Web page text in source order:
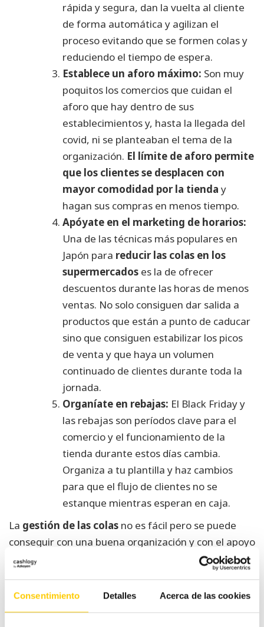
Consentimiento Detalles Acerca de las cookies
rápida y segura, dan la vuelta al cliente
de forma automática y agilizan el
proceso evitando que se formen colas y
reduciendo el tiempo de espera.
Establece un aforo máximo: Son muy
poquitos los comercios que cuidan el
aforo que hay dentro de sus
establecimientos y, hasta la llegada del
covid, ni se planteaban el tema de la
organización. El límite de aforo permite
que los clientes se desplacen con
mayor comodidad por la tienda y
hagan sus compras en menos tiempo.
Apóyate en el marketing de horarios:
Una de las técnicas más populares en
Japón para reducir las colas en los
supermercados es la de ofrecer
descuentos durante las horas de menos
ventas. No solo consiguen dar salida a
productos que están a punto de caducar
sino que consiguen estabilizar los picos
de venta y que haya un volumen
continuado de clientes durante toda la
jornada.
Organíate en rebajas: El Black Friday y
las rebajas son períodos clave para el
comercio y el funcionamiento de la
tienda durante estos días cambia.
Organiza a tu plantilla y haz cambios
para que el flujo de clientes no se
estanque mientras esperan en caja.
La gestión de las colas no es fácil pero se puede
conseguir con una buena organización y con el apoyo
de los
Navegación
¿Qué es el social
Cómo optimizar el